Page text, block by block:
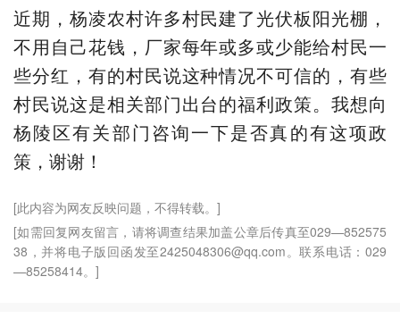
近期，杨凌农村许多村民建了光伏板阳光棚，
不用自己花钱，厂家每年或多或少能给村民一
些分红，有的村民说这种情况不可信的，有些
村民说这是相关部门出台的福利政策。我想向
杨陵区有关部门咨询一下是否真的有这项政
策，谢谢！
[此内容为网友反映问题，不得转载。]
[如需回复网友留言，请将调查结果加盖公章后传真至029—852575
38，并将电子版回函发至2425048306@qq.com。联系电话：029
—85258414。]